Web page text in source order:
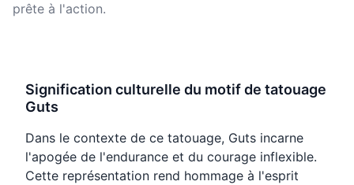
prête à l'action.
Signification culturelle du motif de tatouage
Guts
Dans le contexte de ce tatouage, Guts incarne
l'apogée de l'endurance et du courage inflexible.
Cette représentation rend hommage à l'esprit